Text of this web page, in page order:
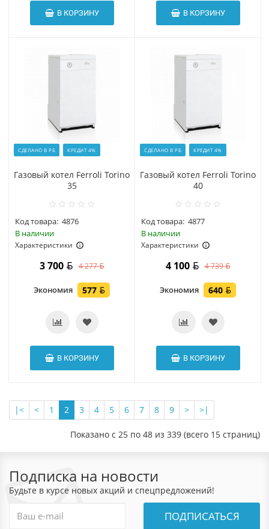
В КОРЗИНУ В КОРЗИНУ
СДЕЛАНО В РБ КРЕДИТ 4%
Газовый котел Ferroli Torino
35
Код товара: 4876
В наличии
Характеристики
3 700 4 277
Экономия 577
В КОРЗИНУ
СДЕЛАНО В РБ КРЕДИТ 4%
Газовый котел Ferroli Torino
40
Код товара: 4877
В наличии
Характеристики
4 100 4 739
Экономия 640
В КОРЗИНУ
|< < 1 2 3 4 5 6 7 8 9 > >|
Показано с 25 по 48 из 339 (всего 15 страниц)
Подписка на новости
Будьте в курсе новых акций и спецпредложений!
ПОДПИСАТЬСЯ